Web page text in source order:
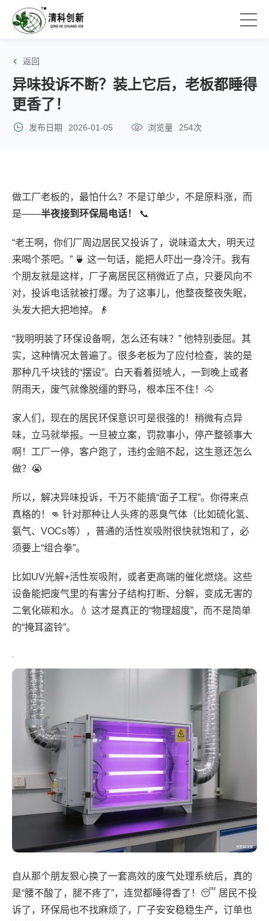
返回
异味投诉不断？装上它后，老板都睡得
更香了！
发布日期 2026-01-05 浏览量 254次
做工厂老板的，最怕什么？不是订单少，不是原料涨，而
是——半夜接到环保局电话！ 📞
“老王啊，你们厂周边居民又投诉了，说味道太大，明天过
来喝个茶吧。” 🍵 这一句话，能把人吓出一身冷汗。我有
个朋友就是这样，厂子离居民区稍微近了点，只要风向不
对，投诉电话就被打爆。为了这事儿，他整夜整夜失眠，
头发大把大把地掉。👴
“我明明装了环保设备啊，怎么还有味？” 他特别委屈。其
实，这种情况太普遍了。很多老板为了应付检查，装的是
那种几千块钱的“摆设”。白天看着挺唬人，一到晚上或者
阴雨天，废气就像脱缰的野马，根本压不住！🐴
家人们，现在的居民环保意识可是很强的！稍微有点异
味，立马就举报。一旦被立案，罚款事小，停产整顿事大
啊！工厂一停，客户跑了，违约金赔不起，这生意还怎么
做？😭
所以，解决异味投诉，千万不能搞“面子工程”。你得来点
真格的！👊 针对那种让人头疼的恶臭气体（比如硫化氢、
氨气、VOCs等），普通的活性炭吸附很快就饱和了，必
须要上“组合拳”。
比如UV光解+活性炭吸附，或者更高端的催化燃烧。这些
设备能把废气里的有害分子结构打断、分解，变成无害的
二氧化碳和水。💧 这才是真正的“物理超度”，而不是简单
的“掩耳盗铃”。
自从那个朋友狠心换了一套高效的废气处理系统后，真的
是“腰不酸了，腿不疼了”，连觉都睡得香了！😴 居民不投
诉了，环保局也不找麻烦了，厂子安安稳稳生产，订单也